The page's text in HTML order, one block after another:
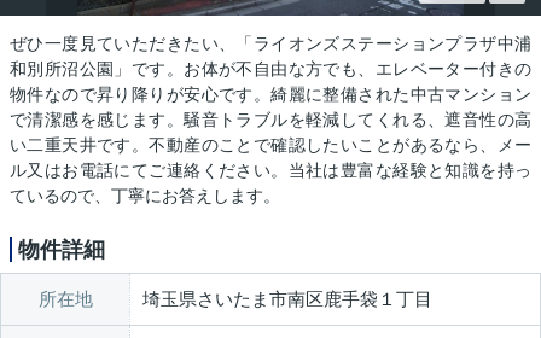
ぜひ一度見ていただきたい、「ライオンズステーションプラザ中浦
和別所沼公園」です。お体が不自由な方でも、エレベーター付きの
物件なので昇り降りが安心です。綺麗に整備された中古マンション
で清潔感を感じます。騒音トラブルを軽減してくれる、遮音性の高
い二重天井です。不動産のことで確認したいことがあるなら、メー
ル又はお電話にてご連絡ください。当社は豊富な経験と知識を持っ
ているので、丁寧にお答えします。
物件詳細
所在地 埼玉県さいたま市南区鹿手袋１丁目